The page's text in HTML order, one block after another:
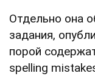
Отдельно она
задания,
порой
spelling